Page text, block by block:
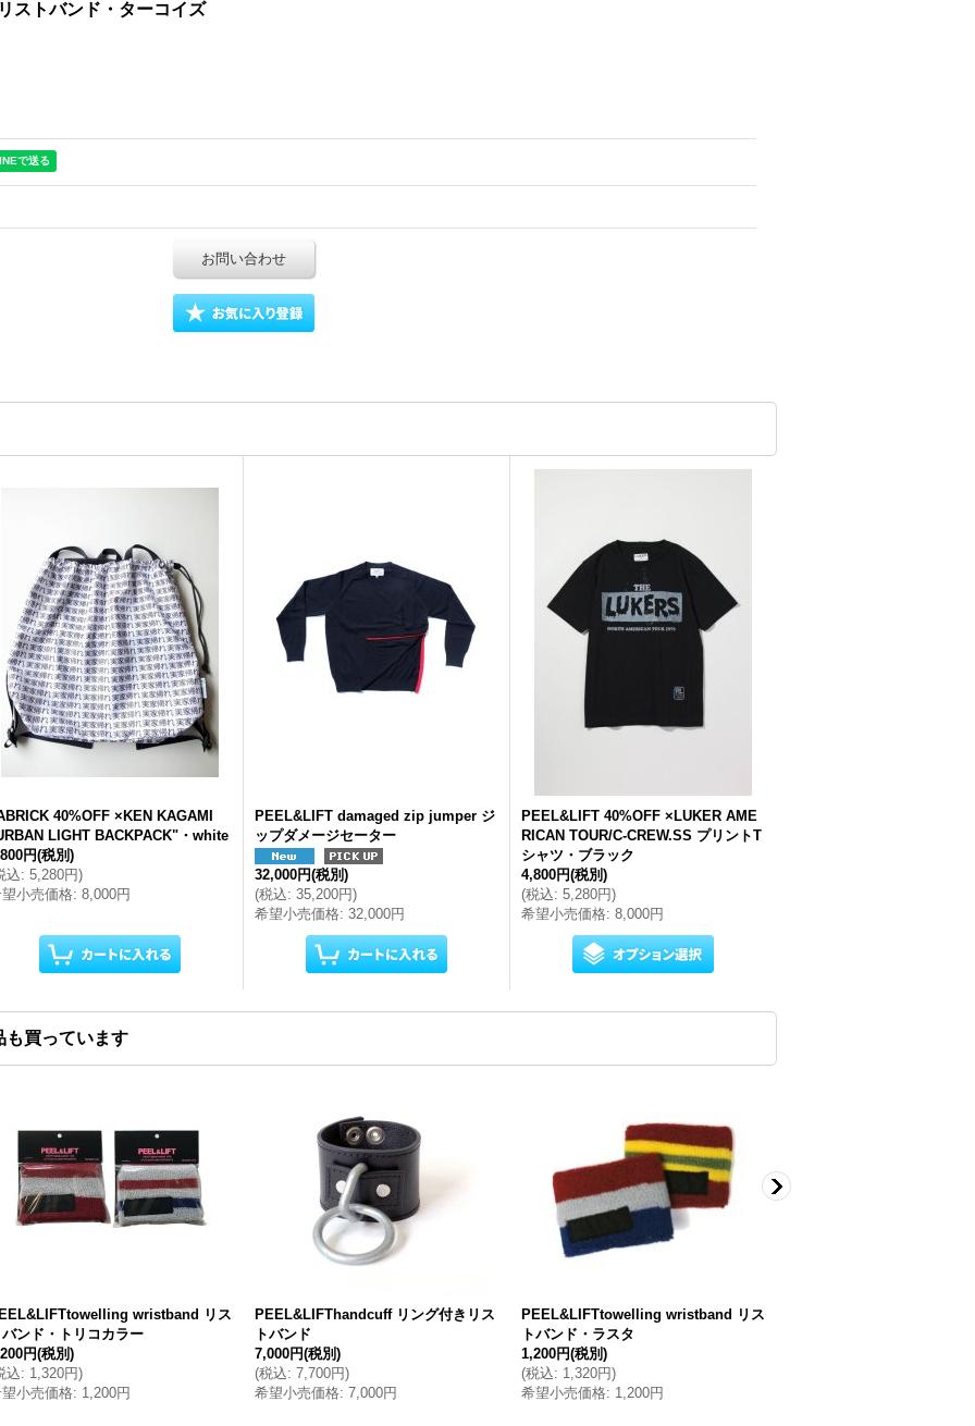
トバンド・ターコイズ
お問い合わせ
40%OFF ×KEN KAGAMI
LIGHT BACKPACK"・white
円(税別)
込: 5,280円)
小売価格: 8,000円
PEEL&LIFT damaged zip jumper ジ
ップダメージセーター
32,000円(税別)
(税込: 35,200円)
希望小売価格: 32,000円
PEEL&LIFT 40%OFF ×LUKER AME
RICAN TOUR/C-CREW.SS プリントT
シャツ・ブラック
4,800円(税別)
(税込: 5,280円)
希望小売価格: 8,000円
も買っています
wristband リス
ンド・トリコカラー
円(税別)
込: 1,320円)
小売価格: 1,200円
PEEL&LIFThandcuff リング付きリス
トバンド
7,000円(税別)
(税込: 7,700円)
希望小売価格: 7,000円
PEEL&LIFTtowelling wristband リス
トバンド・ラスタ
1,200円(税別)
(税込: 1,320円)
希望小売価格: 1,200円